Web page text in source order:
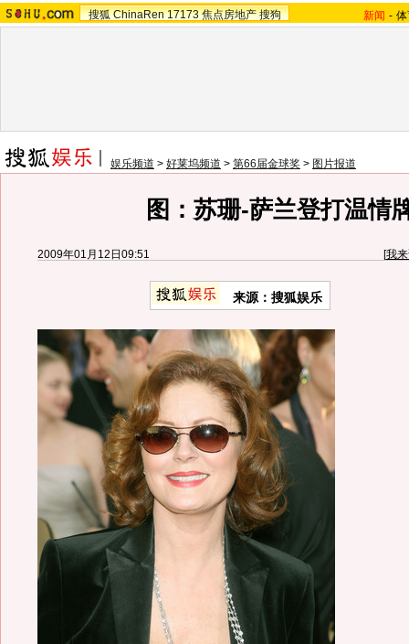
搜狐 ChinaRen 17173 焦点房地产 搜狗 新闻 -
娱乐频道 > 好莱坞频道 > 第66届金球奖 > 图片报道
图：苏珊-萨兰登打温情
2009年01月12日09:51 [我
来源：搜狐娱乐